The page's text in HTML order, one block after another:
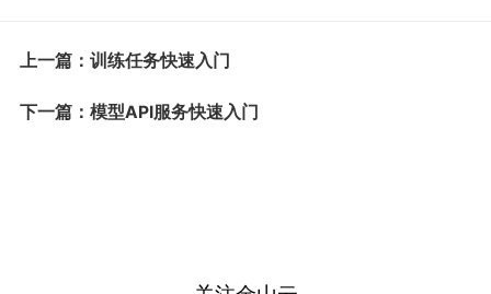
上一篇：训练任务快速入门
下一篇：模型API服务快速入门